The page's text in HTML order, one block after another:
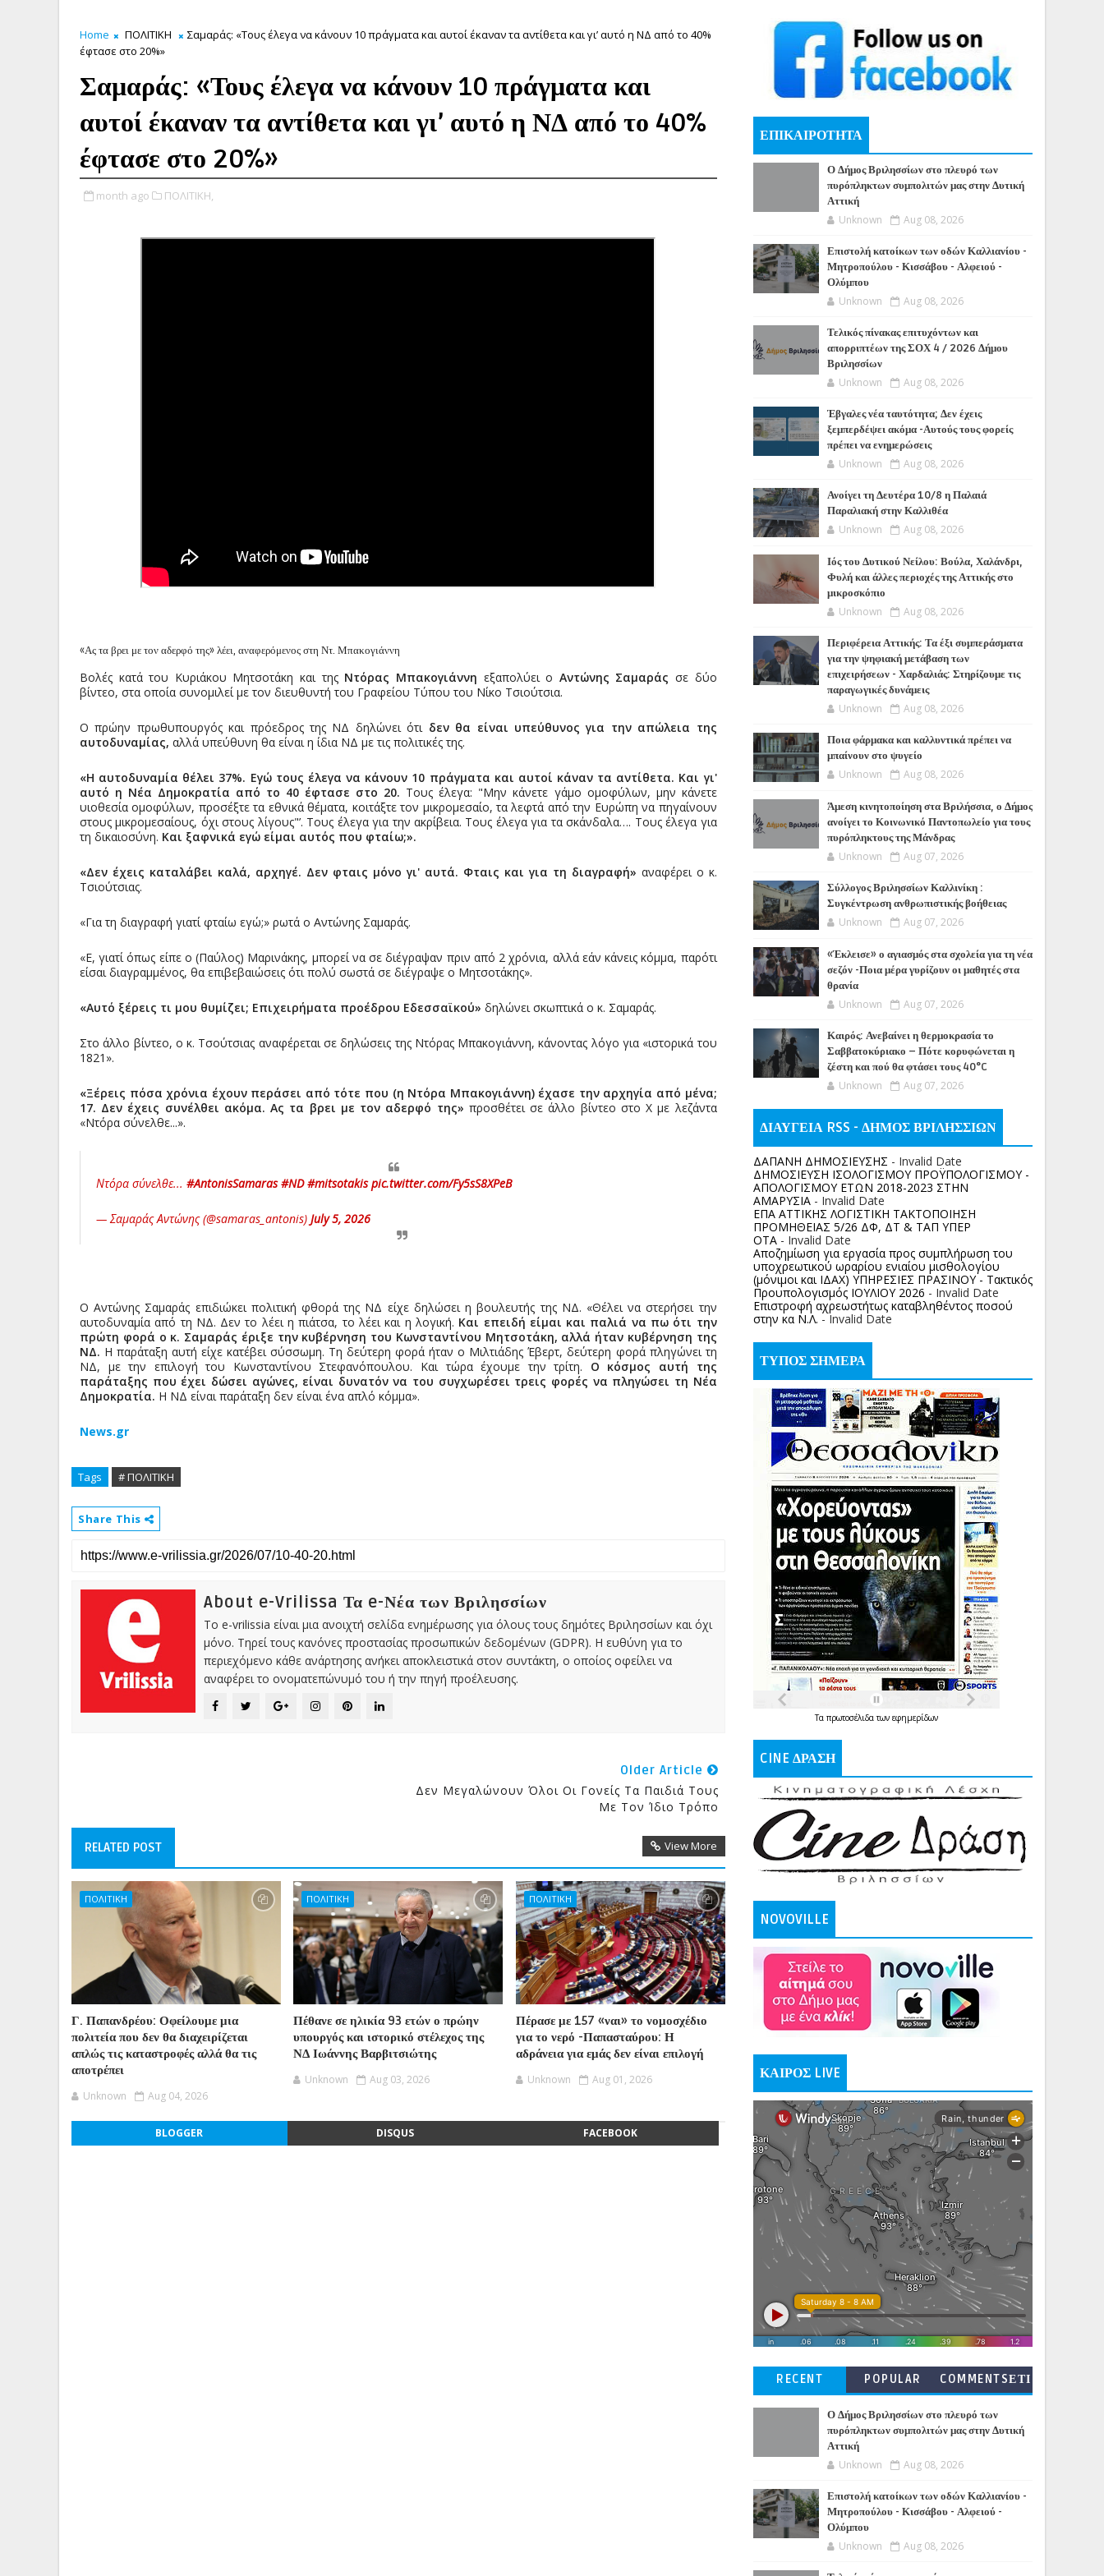
Home ΠΟΛΙΤΙΚΗ
Σαμαράς: «Τους έλεγα να κάνουν 10 πράγματα και αυτοί έκαναν τα αντίθετα και γι’ αυτό η ΝΔ από το 40%
έφτασε στο 20%»
Σαμαράς: «Τους έλεγα να κάνουν 10 πράγματα και
αυτοί έκαναν τα αντίθετα και γι’ αυτό η ΝΔ από το 40%
έφτασε στο 20%»
month ago ΠΟΛΙΤΙΚΗ,
«Ας τα βρει με τον αδερφό της» λέει, αναφερόμενος στη Ντ. Μπακογιάννη
Βολές κατά του Κυριάκου Μητσοτάκη και της Ντόρας Μπακογιάννη εξαπολύει ο Αντώνης Σαμαράς σε δύο
βίντεο, στα οποία συνομιλεί με τον διευθυντή του Γραφείου Τύπου του Νίκο Τσιούτσια.
Ο πρώην πρωθυπουργός και πρόεδρος της ΝΔ δηλώνει ότι δεν θα είναι υπεύθυνος για την απώλεια της
αυτοδυναμίας, αλλά υπεύθυνη θα είναι η ίδια ΝΔ με τις πολιτικές της.
«Η αυτοδυναμία θέλει 37%. Εγώ τους έλεγα να κάνουν 10 πράγματα και αυτοί κάναν τα αντίθετα. Και γι'
αυτό η Νέα Δημοκρατία από το 40 έφτασε στο 20. Τους έλεγα: "Μην κάνετε γάμο ομοφύλων, μην κάνετε
υιοθεσία ομοφύλων, προσέξτε τα εθνικά θέματα, κοιτάξτε τον μικρομεσαίο, τα λεφτά από την Ευρώπη να πηγαίνουν
στους μικρομεσαίους, όχι στους λίγους"’. Τους έλεγα για την ακρίβεια. Τους έλεγα για τα σκάνδαλα…. Τους έλεγα για
τη δικαιοσύνη. Και ξαφνικά εγώ είμαι αυτός που φταίω;».
«Δεν έχεις καταλάβει καλά, αρχηγέ. Δεν φταις μόνο γι' αυτά. Φταις και για τη διαγραφή» αναφέρει ο κ.
Τσιούτσιας.
«Για τη διαγραφή γιατί φταίω εγώ;» ρωτά ο Αντώνης Σαμαράς.
«Ε, γιατί όπως είπε ο (Παύλος) Μαρινάκης, μπορεί να σε διέγραψαν πριν από 2 χρόνια, αλλά εάν κάνεις κόμμα, παρότι
είσαι διαγραμμένος, θα επιβεβαιώσεις ότι πολύ σωστά σε διέγραψε ο Μητσοτάκης».
«Αυτό ξέρεις τι μου θυμίζει; Επιχειρήματα προέδρου Εδεσσαϊκού» δηλώνει σκωπτικά ο κ. Σαμαράς.
Στο άλλο βίντεο, ο κ. Τσούτσιας αναφέρεται σε δηλώσεις της Ντόρας Μπακογιάννη, κάνοντας λόγο για «ιστορικά του
1821».
«Ξέρεις πόσα χρόνια έχουν περάσει από τότε που (η Ντόρα Μπακογιάννη) έχασε την αρχηγία από μένα;
17. Δεν έχεις συνέλθει ακόμα. Ας τα βρει με τον αδερφό της» προσθέτει σε άλλο βίντεο στο X με λεζάντα
«Ντόρα σύνελθε...».
Ντόρα σύνελθε... #AntonisSamaras #ND #mitsotakis pic.twitter.com/Fy5sS8XPeB
— Σαμαράς Αντώνης (@samaras_antonis) July 5, 2026
Ο Αντώνης Σαμαράς επιδιώκει πολιτική φθορά της ΝΔ είχε δηλώσει η βουλευτής της ΝΔ. «Θέλει να στερήσει την
αυτοδυναμία από τη ΝΔ. Δεν το λέει η πιάτσα, το λέει και η λογική. Και επειδή είμαι και παλιά να πω ότι την
πρώτη φορά ο κ. Σαμαράς έριξε την κυβέρνηση του Κωνσταντίνου Μητσοτάκη, αλλά ήταν κυβέρνηση της
ΝΔ. Η παράταξη αυτή είχε κατέβει σύσσωμη. Τη δεύτερη φορά ήταν ο Μιλτιάδης Έβερτ, δεύτερη φορά πληγώνει τη
ΝΔ, με την επιλογή του Κωνσταντίνου Στεφανόπουλου. Και τώρα έχουμε την τρίτη. Ο κόσμος αυτή της
παράταξης που έχει δώσει αγώνες, είναι δυνατόν να του συγχωρέσει τρεις φορές να πληγώσει τη Νέα
Δημοκρατία. Η ΝΔ είναι παράταξη δεν είναι ένα απλό κόμμα».
News.gr
Tags # ΠΟΛΙΤΙΚΗ
Share This
About e-Vrilissa Τα e-Νέα των Βριλησσίων
Το e-vrilissia είναι μια ανοιχτή σελίδα ενημέρωσης για όλους τους δημότες Βριλησσίων και όχι
μόνο. Τηρεί τους κανόνες προστασίας προσωπικών δεδομένων (GDPR). Η ευθύνη για το
περιεχόμενο κάθε ανάρτησης ανήκει αποκλειστικά στον συντάκτη, ο οποίος οφείλει να
αναφέρει το ονοματεπώνυμό του ή την πηγή προέλευσης.
Older Article
Δεν Μεγαλώνουν Όλοι Οι Γονείς Τα Παιδιά Τους
Με Τον Ίδιο Τρόπο
RELATED POST View More
ΠΟΛΙΤΙΚΗ
Γ. Παπανδρέου: Οφείλουμε μια
πολιτεία που δεν θα διαχειρίζεται
απλώς τις καταστροφές αλλά θα τις
αποτρέπει
Unknown Aug 04, 2026
ΠΟΛΙΤΙΚΗ
Πέθανε σε ηλικία 93 ετών ο πρώην
υπουργός και ιστορικό στέλεχος της
ΝΔ Ιωάννης Βαρβιτσιώτης
Unknown Aug 03, 2026
ΠΟΛΙΤΙΚΗ
Πέρασε με 157 «ναι» το νομοσχέδιο
για το νερό -Παπασταύρου: Η
αδράνεια για εμάς δεν είναι επιλογή
Unknown Aug 01, 2026
BLOGGER DISQUS FACEBOOK
ΕΠΙΚΑΙΡΟΤΗΤΑ
Ο Δήμος Βριλησσίων στο πλευρό των
πυρόπληκτων συμπολιτών μας στην Δυτική
Αττική
Unknown Aug 08, 2026
Επιστολή κατοίκων των οδών Καλλιανίου -
Μητροπούλου - Κισσάβου - Αλφειού -
Ολύμπου
Unknown Aug 08, 2026
Τελικός πίνακας επιτυχόντων και
απορριπτέων της ΣΟΧ 4 / 2026 Δήμου
Βριλησσίων
Unknown Aug 08, 2026
Έβγαλες νέα ταυτότητα; Δεν έχεις
ξεμπερδέψει ακόμα -Αυτούς τους φορείς
πρέπει να ενημερώσεις
Unknown Aug 08, 2026
Ανοίγει τη Δευτέρα 10/8 η Παλαιά
Παραλιακή στην Καλλιθέα
Unknown Aug 08, 2026
Ιός του Δυτικού Νείλου: Βούλα, Χαλάνδρι,
Φυλή και άλλες περιοχές της Αττικής στο
μικροσκόπιο
Unknown Aug 08, 2026
Περιφέρεια Αττικής: Τα έξι συμπεράσματα
για την ψηφιακή μετάβαση των
επιχειρήσεων - Χαρδαλιάς: Στηρίζουμε τις
παραγωγικές δυνάμεις
Unknown Aug 08, 2026
Ποια φάρμακα και καλλυντικά πρέπει να
μπαίνουν στο ψυγείο
Unknown Aug 08, 2026
Άμεση κινητοποίηση στα Βριλήσσια, ο Δήμος
ανοίγει το Κοινωνικό Παντοπωλείο για τους
πυρόπληκτους της Μάνδρας
Unknown Aug 07, 2026
Σύλλογος Βριλησσίων Καλλινίκη :
Συγκέντρωση ανθρωπιστικής βοήθειας
Unknown Aug 07, 2026
«Έκλεισε» ο αγιασμός στα σχολεία για τη νέα
σεζόν -Ποια μέρα γυρίζουν οι μαθητές στα
θρανία
Unknown Aug 07, 2026
Καιρός: Ανεβαίνει η θερμοκρασία το
Σαββατοκύριακο – Πότε κορυφώνεται η
ζέστη και πού θα φτάσει τους 40°C
Unknown Aug 07, 2026
ΔΙΑΥΓΕΙΑ RSS - ΔΗΜΟΣ ΒΡΙΛΗΣΣΙΩΝ
ΔΑΠΑΝΗ ΔΗΜΟΣΙΕΥΣΗΣ - Invalid Date
ΔΗΜΟΣΙΕΥΣΗ ΙΣΟΛΟΓΙΣΜΟΥ ΠΡΟΫΠΟΛΟΓΙΣΜΟΥ -
ΑΠΟΛΟΓΙΣΜΟΥ ΕΤΩΝ 2018-2023 ΣΤΗΝ
ΑΜΑΡΥΣΙΑ - Invalid Date
ΕΠΑ ΑΤΤΙΚΗΣ ΛΟΓΙΣΤΙΚΗ ΤΑΚΤΟΠΟΙΗΣΗ
ΠΡΟΜΗΘΕΙΑΣ 5/26 ΔΦ, ΔΤ & ΤΑΠ ΥΠΕΡ
ΟΤΑ - Invalid Date
Αποζημίωση για εργασία προς συμπλήρωση του
υποχρεωτικού ωραρίου ενιαίου μισθολογίου
(μόνιμοι και ΙΔΑΧ) ΥΠΗΡΕΣΙΕΣ ΠΡΑΣΙΝΟΥ - Τακτικός
Προυπολογισμός ΙΟΥΛΙΟΥ 2026 - Invalid Date
Επιστροφή αχρεωστήτως καταβληθέντος ποσoύ
στην κα Ν.Λ. - Invalid Date
ΤΥΠΟΣ ΣΗΜΕΡΑ
Τα πρωτοσέλιδατων εφημερίδων
CINE ΔΡΑΣΗ
NOVOVILLE
ΚΑΙΡΟΣ LIVE
RECENT POPULAR
COMMENTSΕΤΙ
Ο Δήμος Βριλησσίων στο πλευρό των
πυρόπληκτων συμπολιτών μας στην Δυτική
Αττική
Unknown Aug 08, 2026
Επιστολή κατοίκων των οδών Καλλιανίου -
Μητροπούλου - Κισσάβου - Αλφειού -
Ολύμπου
Unknown Aug 08, 2026